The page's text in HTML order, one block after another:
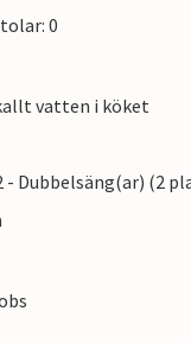
0
vatten i köket
- Dubbelsäng(ar) (2